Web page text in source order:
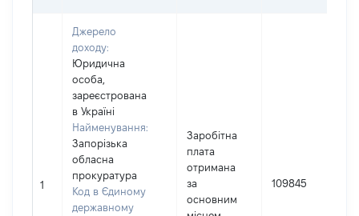
1
Джерело
доходу:
Юридична
особа,
зареєстрована
в Україні
Найменування:
Запорізька
обласна
прокуратура
Код в Єдиному
державному
Заробітна
плата
отримана
за
основним
109845